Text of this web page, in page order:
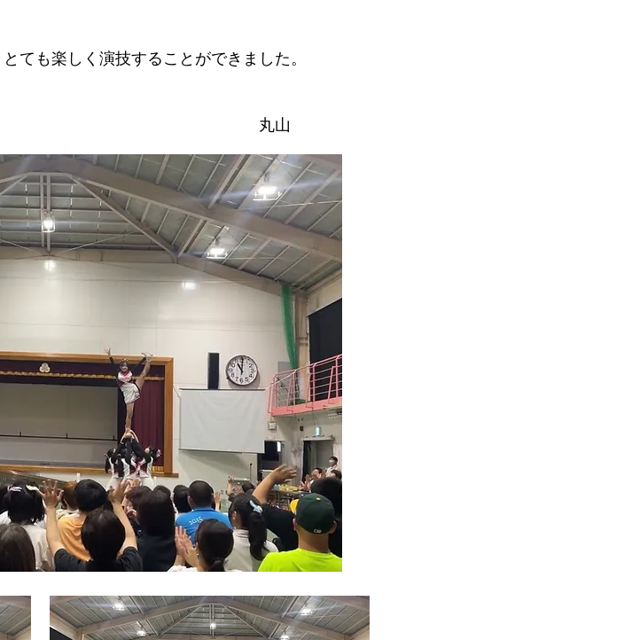
も楽しく演技することができました。